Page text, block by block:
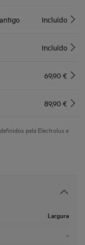
Incluído
Incluído
69,90 €
89,90 €
pela Electrolux e
Largura
-